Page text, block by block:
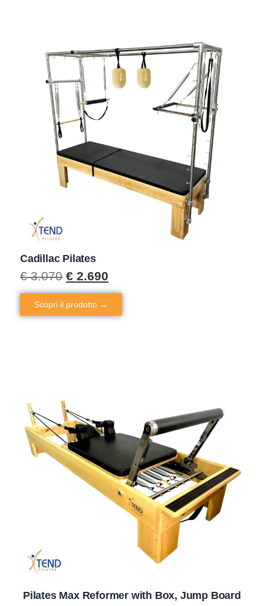
Cadillac Pilates
€3.070 € 2.690
Scopri il prodotto →
Pilates Max Reformer with Box, Jump Board